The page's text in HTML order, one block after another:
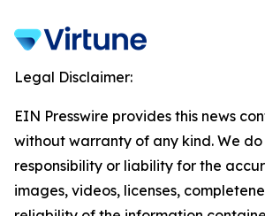
Legal Disclaimer:
EIN Presswire provides this news
without warranty of any kind. We
responsibility or liability for the
images, videos, licenses,